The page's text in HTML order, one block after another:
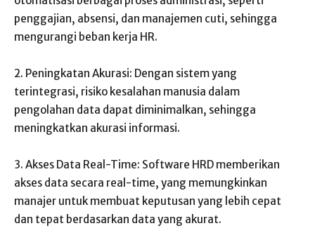
penggajian, absensi, dan manajemen cuti, sehingga
mengurangi beban kerja HR.
2. Peningkatan Akurasi: Dengan sistem yang
terintegrasi, risiko kesalahan manusia dalam
pengolahan data dapat diminimalkan, sehingga
meningkatkan akurasi informasi.
3. Akses Data Real-Time: Software HRD memberikan
akses data secara real-time, yang memungkinkan
manajer untuk membuat keputusan yang lebih cepat
dan tepat berdasarkan data yang akurat.